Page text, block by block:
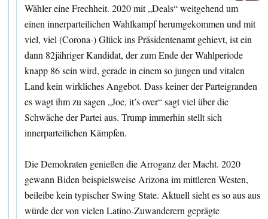
Wähler eine Frechheit. 2020 mit „Deals“ weitgehend um
einen innerparteilichen Wahlkampf herumgekommen und mit
viel, viel (Corona-) Glück ins Präsidentenamt gehievt, ist ein
dann 82jähriger Kandidat, der zum Ende der Wahlperiode
knapp 86 sein wird, gerade in einem so jungen und vitalen
Land kein wirkliches Angebot. Dass keiner der Parteigranden
es wagt ihm zu sagen „Joe, it’s over“ sagt viel über die
Schwäche der Partei aus. Trump immerhin stellt sich
innerparteilichen Kämpfen.
Die Demokraten genießen die Arroganz der Macht. 2020
gewann Biden beispielsweise Arizona im mittleren Westen,
beileibe kein typischer Swing State. Aktuell sieht es so aus aus
würde der von vielen Latino-Zuwanderern geprägte